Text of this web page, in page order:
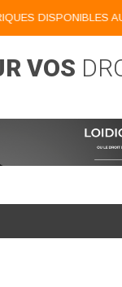
DISPONIBLES AU
VOS